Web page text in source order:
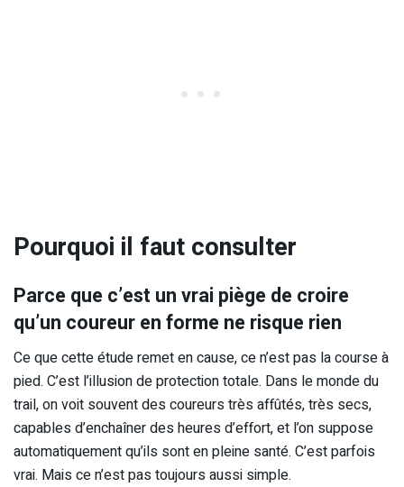
Pourquoi il faut consulter
Parce que c’est un vrai piège de croire
qu’un coureur en forme ne risque rien
Ce que cette étude remet en cause, ce n’est pas la course à
pied. C’est l’illusion de protection totale. Dans le monde du
trail, on voit souvent des coureurs très affûtés, très secs,
capables d’enchaîner des heures d’effort, et l’on suppose
automatiquement qu’ils sont en pleine santé. C’est parfois
vrai. Mais ce n’est pas toujours aussi simple.